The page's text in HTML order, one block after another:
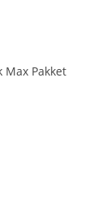
Max Pakket